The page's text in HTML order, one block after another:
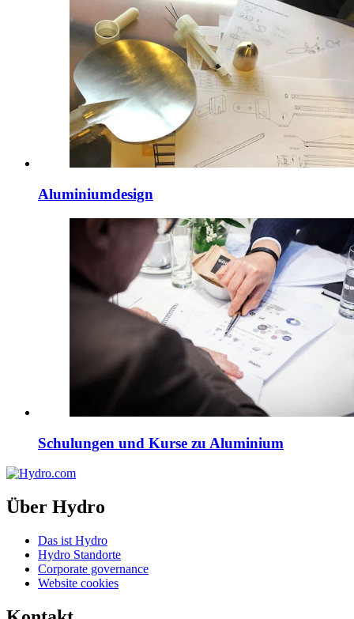
Aluminiumdesign
Schulungen und Kurse zu Aluminium
Über Hydro
Das ist Hydro
Hydro Standorte
Corporate governance
Website cookies